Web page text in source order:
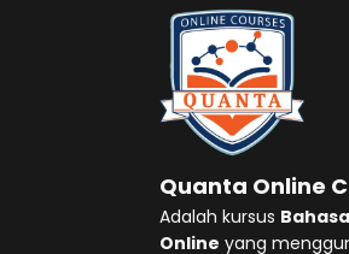
Quanta Online
Adalah kursus
Online yang